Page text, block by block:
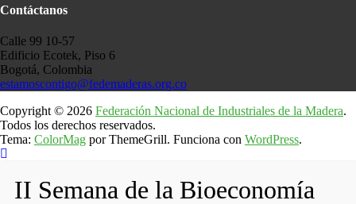
Contáctanos
Calle 99 10-57
Edificio Ecotek, Piso 6
Bogotá, Colombia
estamoscontigo@fedemaderas.org.co
Copyright © 2026 Federación Nacional de Industriales de la Madera.
Todos los derechos reservados.
Tema: ColorMag por ThemeGrill. Funciona con WordPress.
II Semana de la Bioeconomía